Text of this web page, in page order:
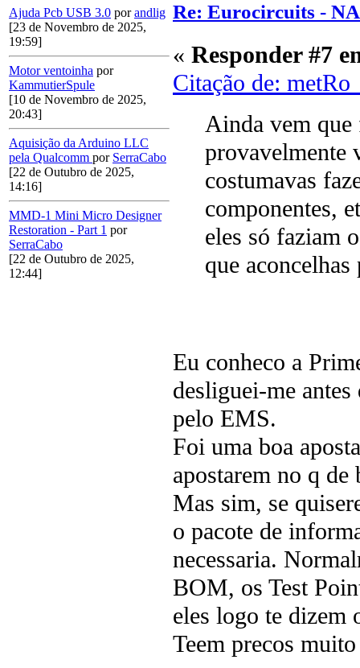
Ajuda Pcb USB 3.0 porandlig
[23 de Novembro de 2025,
19:59]
Motor ventoinha por
KammutierSpule
[10 de Novembro de 2025,
20:43]
Aquisição da Arduino LLC
pela Qualcomm por SerraCabo
[22 de Outubro de 2025,
14:16]
MMD-1 Mini Micro Designer
Restoration - Part 1 por
SerraCabo
[22 de Outubro de 2025,
12:44]
Re: Eurocircuits -
« Responder #7
Citação de:
Ainda vem que
provavelmente
costumavas
componentes,
eles só faziam
que aconcelhas
Eu conheco a
desliguei-me
pelo EMS.
Foi uma boa
apostarem no q
Mas sim, se
o pacote de
necessaria.
BOM, os Test
eles logo te dizem
Teem precos